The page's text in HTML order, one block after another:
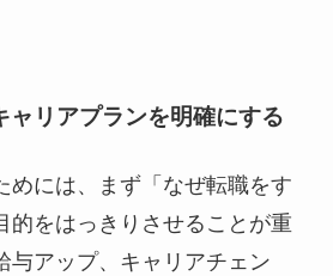
ャリアプランを明確にする
めには、まず「なぜ転職をす
的をはっきりさせることが重
与アップ、キャリアチェン